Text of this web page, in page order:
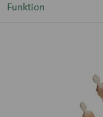
Funktion